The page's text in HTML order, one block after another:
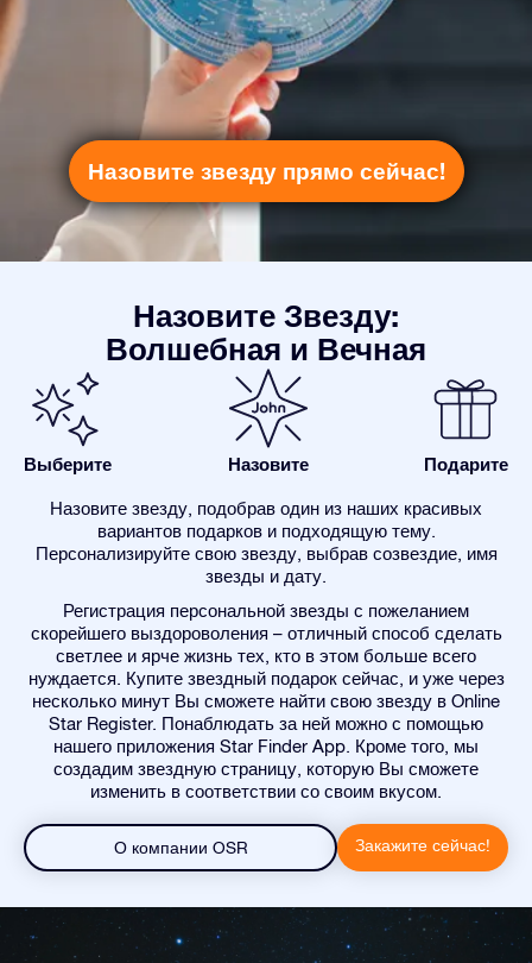
Назовите звезду прямо сейчас!
Назовите Звезду:
Волшебная и Вечная
Выберите Назовите Подарите
Назовите звезду, подобрав один из наших красивых
вариантов подарков и подходящую тему.
Персонализируйте свою звезду, выбрав созвездие, имя
звезды и дату.
Регистрация персональной звезды с пожеланием
скорейшего выздороволения – отличный способ сделать
светлее и ярче жизнь тех, кто в этом больше всего
нуждается. Купите звездный подарок сейчас, и уже через
несколько минут Вы сможете найти свою звезду в Online
Star Register. Понаблюдать за ней можно с помощью
нашего приложения Star Finder App. Кроме того, мы
создадим звездную страницу, которую Вы сможете
изменить в соответствии со своим вкусом.
О компании OSR Закажите сейчас!